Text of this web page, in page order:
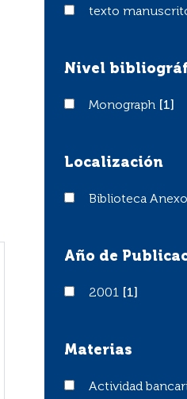
texto manuscrito
texto
Nivel
Monograph
Monograph [1]
Localización
Biblioteca Anexo
Biblioteca
Año de
20012001 [1]
Materias
Actividad bancaria y
Actividad